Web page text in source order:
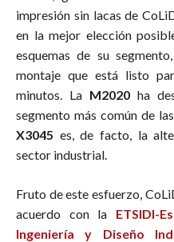
impresión sin lacas de
en la mejor elección
esquemas de su
montaje que está listo
minutos. La M2020ha
segmento más común de
X3045 es, de facto, la
sector industrial.
Fruto de este esfuerzo,
acuerdo con la ETSIDI-
Ingeniería y Diseño